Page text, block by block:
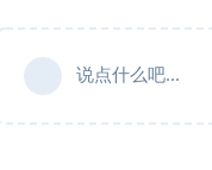
说点什么吧...